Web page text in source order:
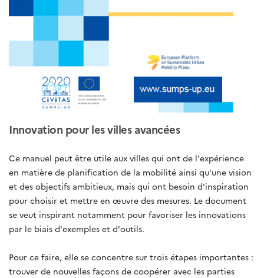
Innovation pour les villes avancées
Ce manuel peut être utile aux villes qui ont de l'expérience
en matière de planification de la mobilité ainsi qu'une vision
et des objectifs ambitieux, mais qui ont besoin d'inspiration
pour choisir et mettre en œuvre des mesures. Le document
se veut inspirant notamment pour favoriser les innovations
par le biais d'exemples et d'outils.
Pour ce faire, elle se concentre sur trois étapes importantes :
trouver de nouvelles façons de coopérer avec les parties